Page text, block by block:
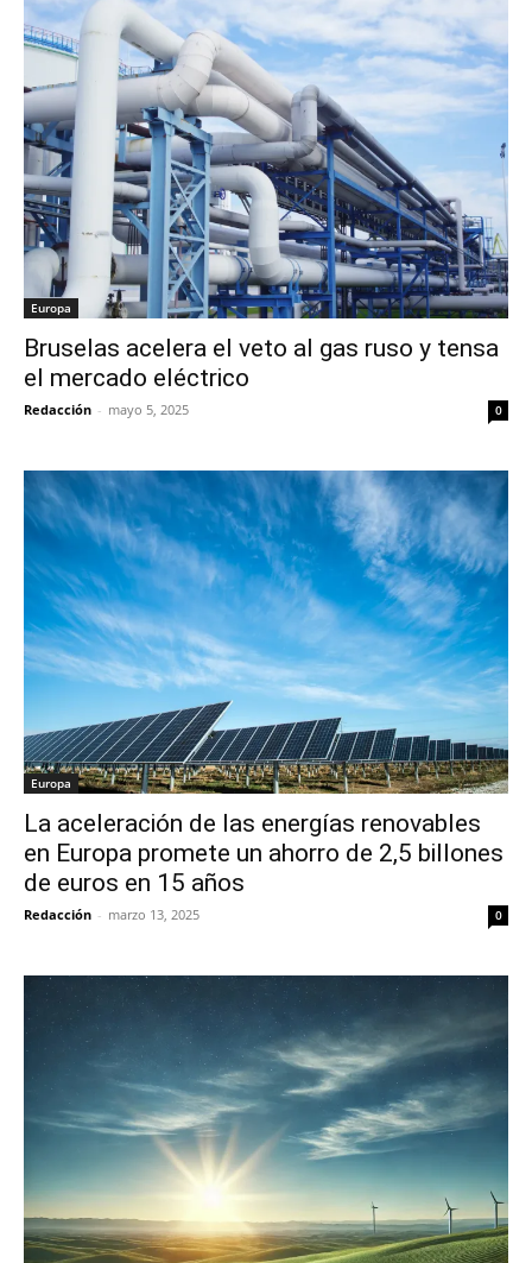
Europa
Bruselas acelera el veto al gas ruso y tensa
el mercado eléctrico
Redacción - mayo 5, 2025 0
Europa
La aceleración de las energías renovables
en Europa promete un ahorro de 2,5 billones
de euros en 15 años
Redacción - marzo 13, 2025 0